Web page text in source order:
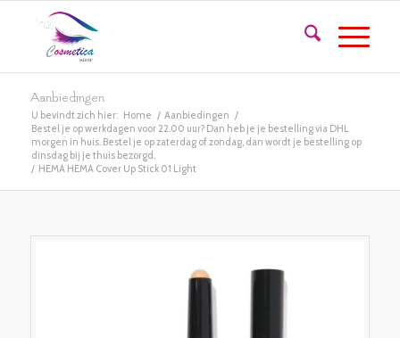
Aanbiedingen
U bevindt zich hier: Home / Aanbiedingen /
Bestel je op werkdagen voor 22.00 uur? Dan heb je je bestelling via DHL
morgen in huis. Bestel je op zaterdag of zondag, dan wordt je bestelling op
dinsdag bij je thuis bezorgd.
/ HEMA HEMA Cover Up Stick 01 Light